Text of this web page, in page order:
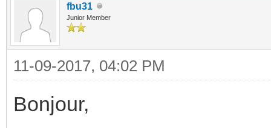
fbu31
Junior Member
11-09-2017, 04:02 PM
Bonjour,